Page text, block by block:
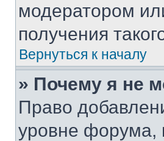
модератором
получения
Вернуться к началу
» Почему я не
Право
уровне форума,